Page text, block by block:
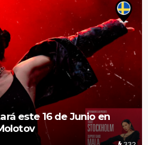
este 16 de Junio en